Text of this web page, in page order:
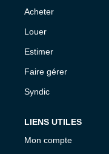
Acheter
Louer
Estimer
Faire gérer
Syndic
LIENS UTILES
Mon compte